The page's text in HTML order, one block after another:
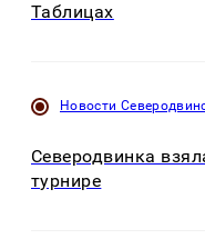
Таблицах
Новости
Северодвинка
турнире